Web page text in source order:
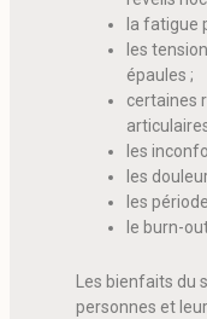
la fatigue
les
épaules ;
certaines
les
les
les
le burn-
Les bienfaits du
personnes et